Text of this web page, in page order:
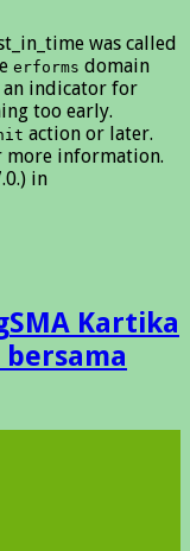
was called
erforms domain
an indicator for
too early.
action or later.
more information.
in
SMA Kartika